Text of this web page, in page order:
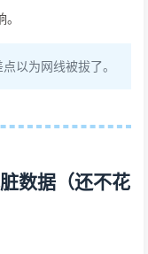
以为网线被拔了。
数据（还不花